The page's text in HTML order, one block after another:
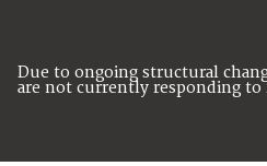
Due to ongoing structural
are not currently responding to